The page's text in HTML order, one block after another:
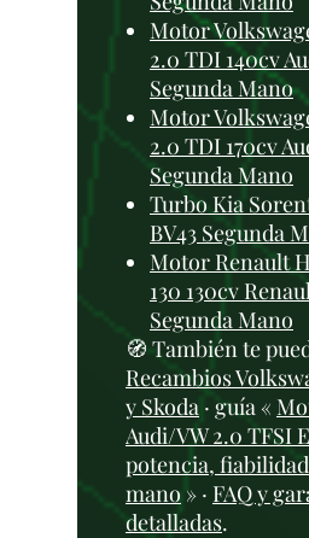
Motor
2.0 TDI 140cv
Segunda Mano
Motor
2.0 TDI 170cv
Segunda Mano
Turbo Kia
BV43 Segunda
Motor Renault
130 130cv
Segunda Mano
🧭 También te
Recambios
y Skoda · guía «
Audi/VW 2.0 TFSI
potencia,
mano » · FAQ y
detalladas.